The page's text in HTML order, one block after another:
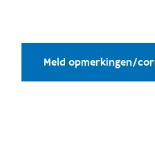
Meld opmerkingen/